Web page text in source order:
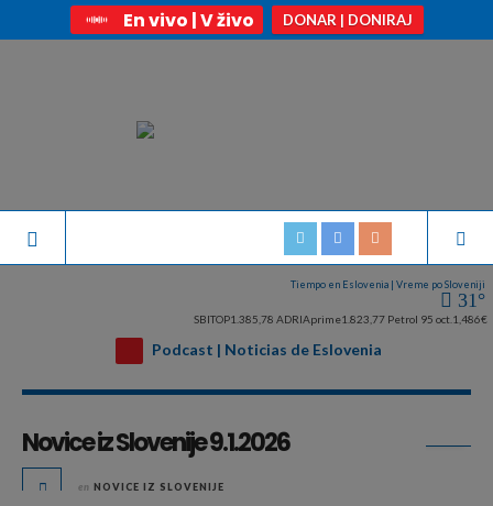
En vivo | V živo DONAR | DONIRAJ
Tiempo en Eslovenia | Vreme po Sloveniji
31°
SBITOP1.385,78 ADRIAprime1.823,77 Petrol 95 oct. 1,486€
Podcast | Noticias de Eslovenia
Novice iz Slovenije 9.1.2026
en NOVICE IZ SLOVENIJE